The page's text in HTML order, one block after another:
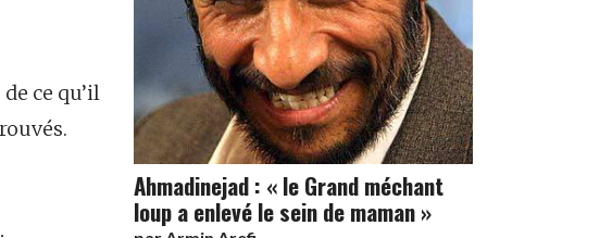
ce qu’il
Ahmadinejad : « le Grand méchant
loup a enlevé le sein de maman »